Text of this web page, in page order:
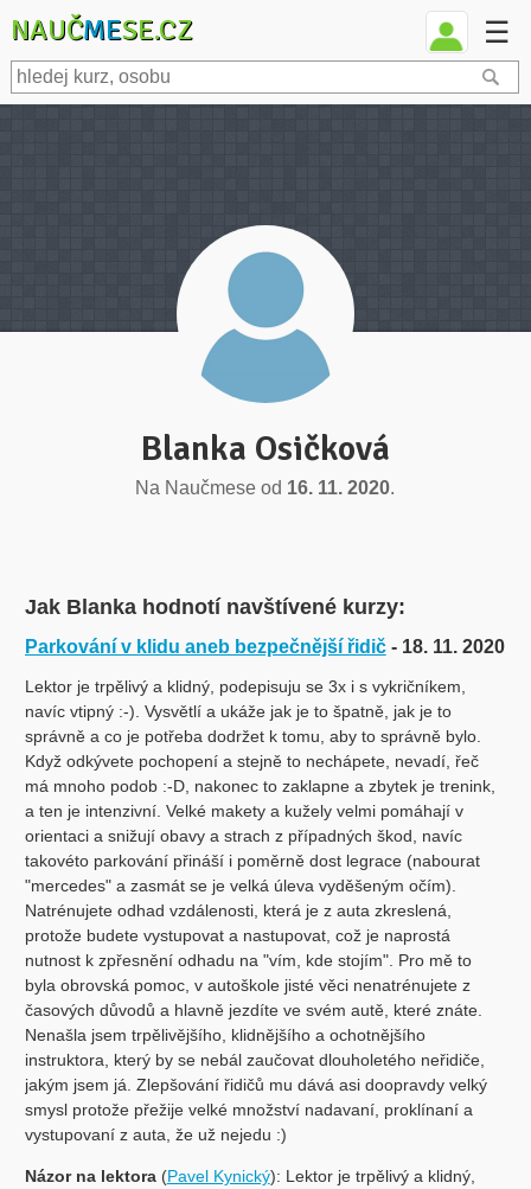
NAUČMESE.CZ ☰
Blanka Osičková
Na Naučmese od 16. 11. 2020.
Jak Blanka hodnotí navštívené kurzy:
Parkování v klidu aneb bezpečnější řidič - 18. 11. 2020
Lektor je trpělivý a klidný, podepisuju se 3x i s vykričníkem,
navíc vtipný :-). Vysvětlí a ukáže jak je to špatně, jak je to
správně a co je potřeba dodržet k tomu, aby to správně bylo.
Když odkývete pochopení a stejně to nechápete, nevadí, řeč
má mnoho podob :-D, nakonec to zaklapne a zbytek je trenink,
a ten je intenzivní. Velké makety a kužely velmi pomáhají v
orientaci a snižují obavy a strach z případných škod, navíc
takovéto parkování přináší i poměrně dost legrace (nabourat
"mercedes" a zasmát se je velká úleva vyděšeným očím).
Natrénujete odhad vzdálenosti, která je z auta zkreslená,
protože budete vystupovat a nastupovat, což je naprostá
nutnost k zpřesnění odhadu na "vím, kde stojím". Pro mě to
byla obrovská pomoc, v autoškole jisté věci nenatrénujete z
časových důvodů a hlavně jezdíte ve svém autě, které znáte.
Nenašla jsem trpělivějšího, klidnějšího a ochotnějšího
instruktora, který by se nebál zaučovat dlouholetého neřidiče,
jakým jsem já. Zlepšování řidičů mu dává asi doopravdy velký
smysl protože přežije velké množství nadavaní, proklínaní a
vystupovaní z auta, že už nejedu :)
Názor na lektora(Pavel Kynický): Lektor je trpělivý a klidný,